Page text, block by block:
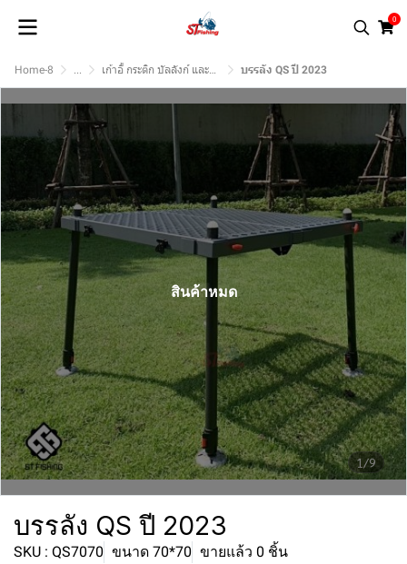
0
Home-8 ... เก้าอี้ กระติก บัลลังก์ และอุปกรณ์. บรรลัง QS ปี 2023
1/9
สินค้าหมด
บรรลัง QS ปี 2023
SKU : QS7070 ขนาด 70*70 ขายแล้ว 0 ชิ้น